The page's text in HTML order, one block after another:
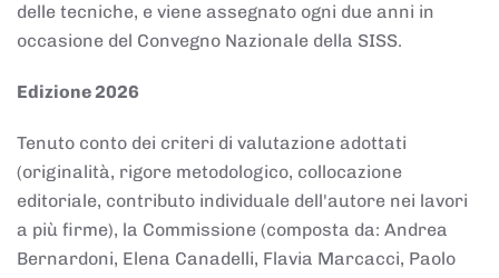
delle tecniche, e viene assegnato ogni due anni in
occasione del Convegno Nazionale della SISS.
Edizione 2026
Tenuto conto dei criteri di valutazione adottati
(originalità, rigore metodologico, collocazione
editoriale, contributo individuale dell'autore nei lavori
a più firme), la Commissione (composta da: Andrea
Bernardoni, Elena Canadelli, Flavia Marcacci, Paolo